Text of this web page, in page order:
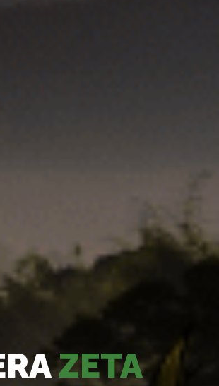
ZETA